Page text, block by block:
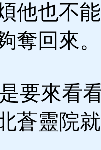
他也不
奪回來。
要來看
蒼靈院